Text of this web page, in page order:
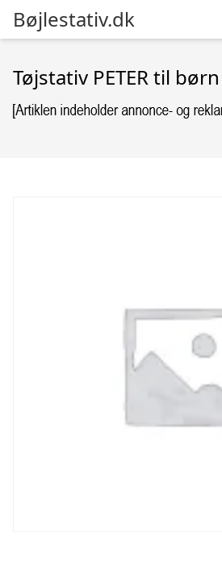
Bøjlestativ.dk
Tøjstativ PETER til